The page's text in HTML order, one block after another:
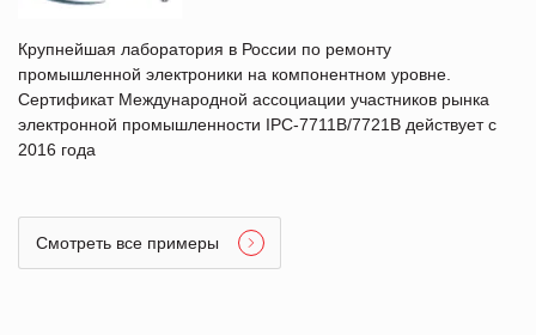
Крупнейшая лаборатория в России по ремонту
промышленной электроники на компонентном уровне.
Сертификат Международной ассоциации участников рынка
электронной промышленности IPC-7711B/7721B действует с
2016 года
Смотреть все примеры